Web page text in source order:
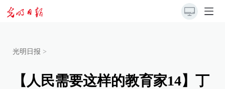
光明日报 >
【人民需要这样的教育家14】丁